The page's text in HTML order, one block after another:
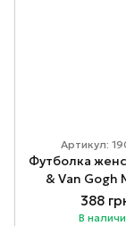
Артикул:
Футболка
& Van Gogh
388
В